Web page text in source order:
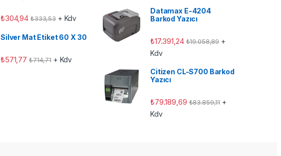
₺304,94 ₺333,53+ Kdv
Silver Mat Etiket 60 X 30
₺571,77 ₺714,71+ Kdv
Datamax E-4204
Barkod Yazıcı
₺17.391,24 ₺19.058,89 +
Kdv
Citizen CL-S700 Barkod
Yazıcı
₺79.189,69 ₺83.859,11 +
Kdv